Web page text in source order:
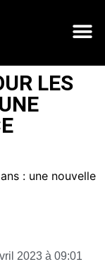
LES
: une nouvelle
2023 à 09:01